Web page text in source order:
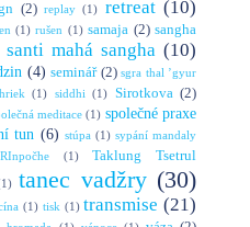
(2) replay (1) retreat (10)
(1) rušen (1) samaja (2) sangha
santi mahá sangha (10)
(4) seminář (2) sgra thal ’gyur
(1) siddhi (1) Sirotkova (2)
meditace (1) společné praxe
tun (6) stúpa (1) sypání mandaly
(1)
Taklung Tsetrul
tanec vadžry (30)
(1) tisk (1) transmise (21)